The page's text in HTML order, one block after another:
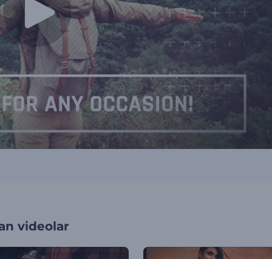
videolar